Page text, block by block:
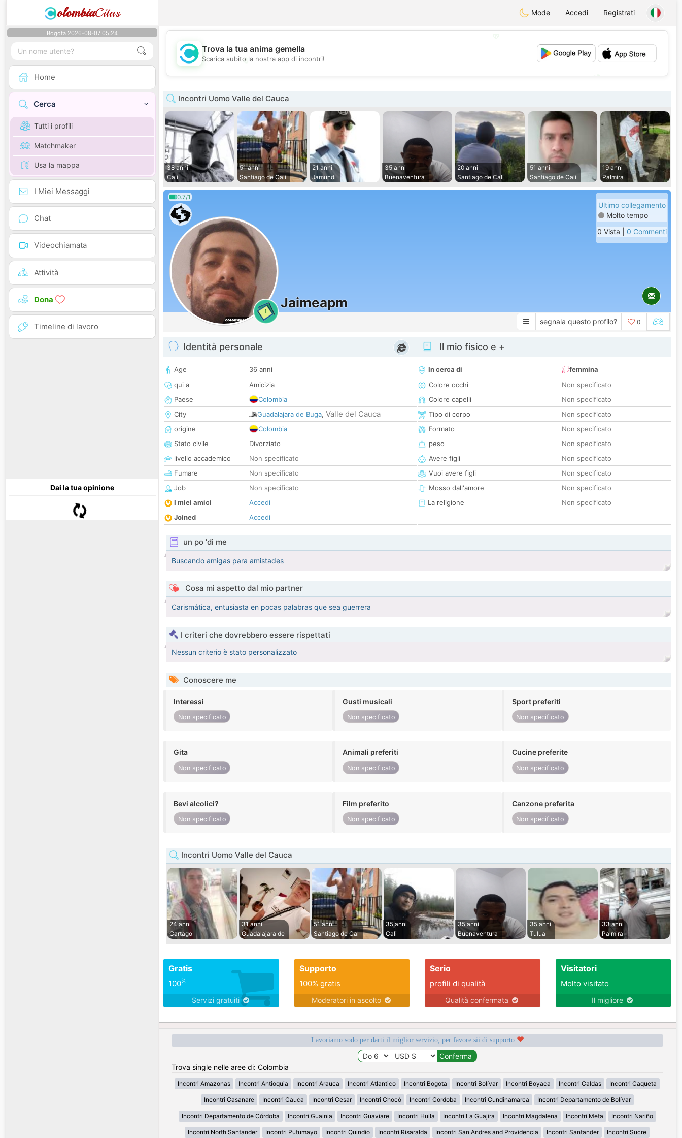
olombiaCitas Mode Accedi Registrati
Bogota 2026-08-07 05:24
Home
Cerca
Tutti i profili
Matchmaker
Usa la mappa
I Miei Messaggi
Chat
Videochiamata
Attività
Dona
Timeline di lavoro
Dai la tua opinione
💖
💕
Trova la tua anima gemella
Scarica subito la nostra app di incontri!
Incontri Uomo Valle del Cauca
38 anni
Cali
51 anni
Santiago de Cali
21 anni
Jamundi
35 anni
Buenaventura
20 anni
Santiago de Cali
51 anni
Santiago de Cali
19 anni
Palmira
0.7/1
1
Jaimeapm
Ultimo collegamento
Molto tempo
0 Vista | 0 Commenti
segnala questo profilo? 0
Identità personale
Age
36 anni
qui a
Amicizia
Paese
Colombia
City
Guadalajara de Buga, Valle del Cauca
origine
Colombia
Stato civile
Divorziato
livello accademico
Non specificato
Fumare
Non specificato
Job
Non specificato
I miei amici
Accedi
Joined
Accedi
Il mio fisico e +
In cerca di
femmina
Colore occhi
Non specificato
Colore capelli
Non specificato
Tipo di corpo
Non specificato
Formato
Non specificato
peso
Non specificato
Avere figli
Non specificato
Vuoi avere figli
Non specificato
Mosso dall'amore
Non specificato
La religione
Non specificato
un po 'di me
Buscando amigas para amistades
Cosa mi aspetto dal mio partner
Carismática, entusiasta en pocas palabras que sea guerrera
I criteri che dovrebbero essere rispettati
Nessun criterio è stato personalizzato
Conoscere me
Interessi
Non specificato
Gusti musicali
Non specificato
Sport preferiti
Non specificato
Gita
Non specificato
Animali preferiti
Non specificato
Cucine preferite
Non specificato
Bevi alcolici?
Non specificato
Film preferito
Non specificato
Canzone preferita
Non specificato
Incontri Uomo Valle del Cauca
24 anni
Cartago
31 anni
Guadalajara de
51 anni
Santiago de Cal
35 anni
Cali
35 anni
Buenaventura
35 anni
Tulua
33 anni
Palmira
Gratis
100%
Servizi gratuiti
Supporto
100% gratis
Moderatori in ascolto
Serio
profili di qualità
Qualità confermata
Visitatori
Molto visitato
Il migliore
Lavoriamo sodo per darti il miglior servizio, per favore sii di supporto
Trova single nelle aree di: Colombia
Incontri Amazonas Incontri Antioquia Incontri Arauca Incontri Atlantico Incontri Bogota Incontri Bolívar Incontri Boyaca Incontri Caldas Incontri Caqueta
Incontri Casanare Incontri Cauca Incontri Cesar Incontri Chocó Incontri Cordoba Incontri Cundinamarca Incontri Departamento de Bolívar
Incontri Departamento de Córdoba Incontri Guainia Incontri Guaviare Incontri Huila Incontri La Guajira Incontri Magdalena Incontri Meta Incontri Nariño
Incontri North Santander Incontri Putumayo Incontri Quindio Incontri Risaralda Incontri San Andres and Providencia Incontri Santander Incontri Sucre